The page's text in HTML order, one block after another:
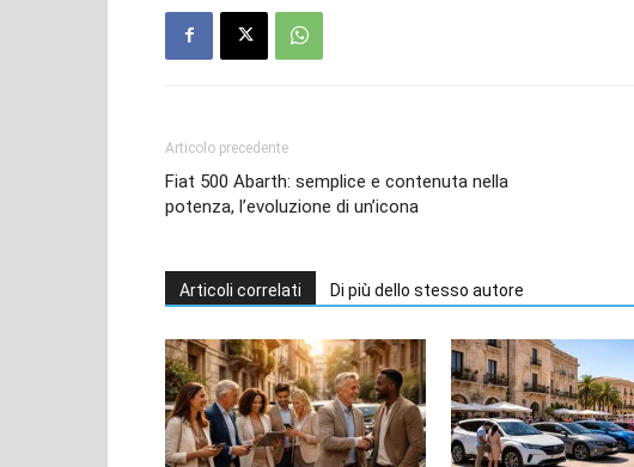
Articolo precedente
Fiat 500 Abarth: semplice e contenuta nella
potenza, l’evoluzione di un’icona
Articoli correlati Di più dello stesso autore